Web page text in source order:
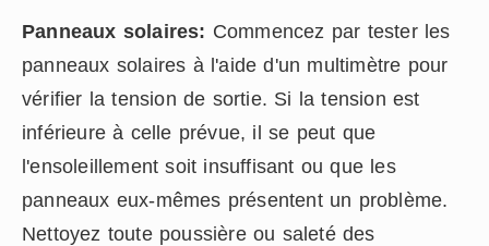
Panneaux solaires: Commencez par tester les
panneaux solaires à l'aide d'un multimètre pour
vérifier la tension de sortie. Si la tension est
inférieure à celle prévue, il se peut que
l'ensoleillement soit insuffisant ou que les
panneaux eux-mêmes présentent un problème.
Nettoyez toute poussière ou saleté des